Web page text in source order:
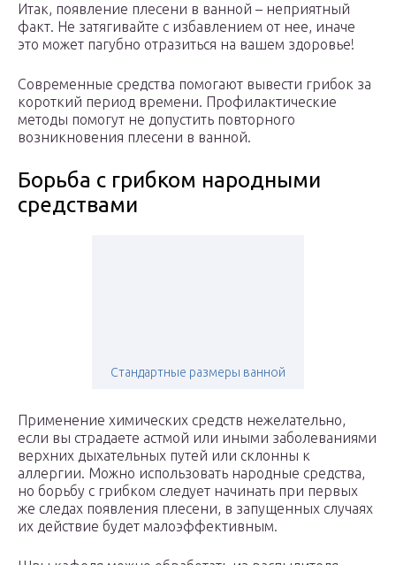
Итак, появление плесени в ванной – неприятный
факт. Не затягивайте с избавлением от нее, иначе
это может пагубно отразиться на вашем здоровье!
Современные средства помогают вывести грибок за
короткий период времени. Профилактические
методы помогут не допустить повторного
возникновения плесени в ванной.
Борьба с грибком народными
средствами
Стандартные размеры ванной
Применение химических средств нежелательно,
если вы страдаете астмой или иными заболеваниями
верхних дыхательных путей или склонны к
аллергии. Можно использовать народные средства,
но борьбу с грибком следует начинать при первых
же следах появления плесени, в запущенных случаях
их действие будет малоэффективным.